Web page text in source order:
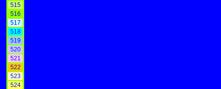
515
516
517
518
519
520
521
522
523
524